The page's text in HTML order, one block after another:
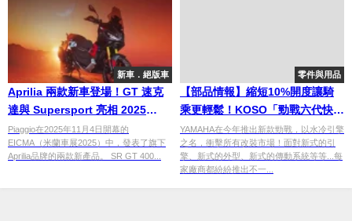
新車．絕版車
Aprilia 兩款新車登場！GT 速克
達與 Supersport 亮相 2025
EICMA
Piaggio在2025年11月4日開幕的
EICMA（米蘭車展2025）中，發表了旗下
Aprilia品牌的兩款新產品。 SR GT 400...
零件與用品
【部品情報】縮短10%開度讓騎
乘更輕鬆！KOSO「勁戰六代快速
油門座」
YAMAHA在今年推出新款勁戰，以水冷引擎
之名，衝擊所有改裝市場！面對新式的引
擎、新式的外型、新式的傳動系統等等...每
家廠商都紛紛推出不一...